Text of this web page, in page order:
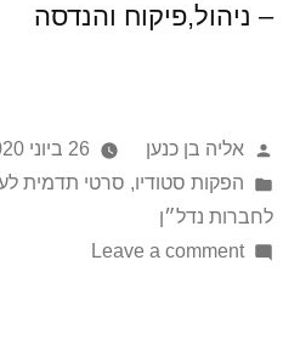
– ניהול,פיקוח והנדסה
אליה בן כנען
26 ביוני 2020
הפקות סטודיו, סרטי תדמית
לחברות נדל״ן
Leave a comment